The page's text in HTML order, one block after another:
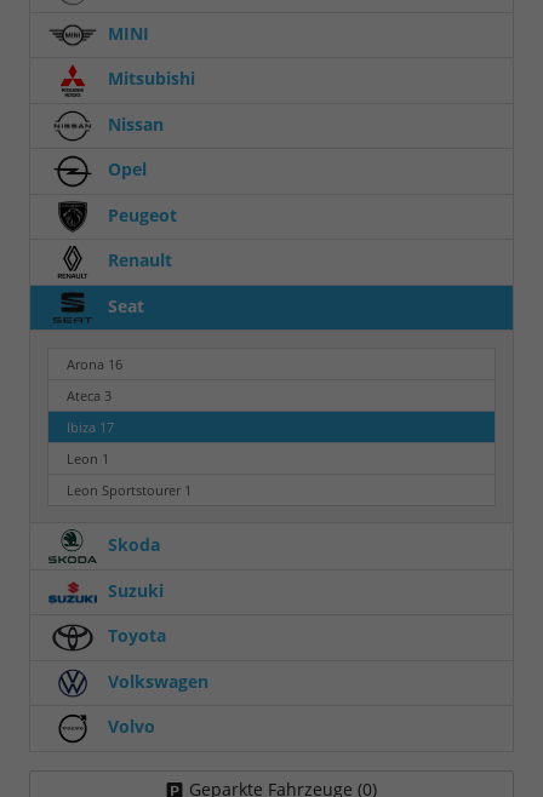
MINI
Mitsubishi
Nissan
Opel
Peugeot
Renault
Seat
Arona 16
Ateca 3
Ibiza 17
Leon 1
Leon Sportstourer 1
Skoda
Suzuki
Toyota
Volkswagen
Volvo
Geparkte Fahrzeuge (0)